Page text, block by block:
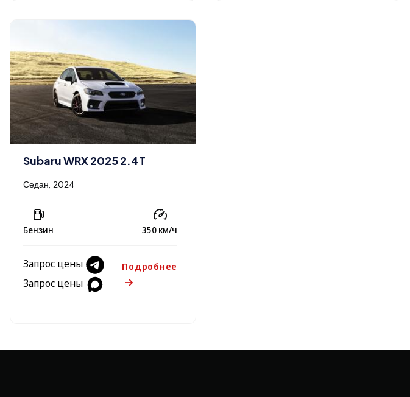
Subaru WRX 2025 2.4T
Седан, 2024
Бензин 350 км/ч
Запрос цены
Запрос цены
Подробнее